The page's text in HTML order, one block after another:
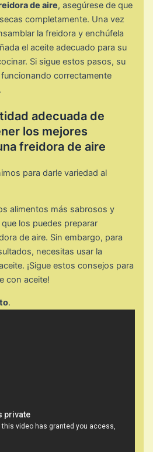
de aire, asegúrese de que
completamente. Una vez
la freidora y enchúfela
el aceite adecuado para su
Si sigue estos pasos, su
correctamente
adecuada de
los mejores
freidora de aire
para darle variedad al
alimentos más sabrosos y
los puedes preparar
de aire. Sin embargo, para
necesitas usar la
¡Sigue estos consejos para
con aceite!
.